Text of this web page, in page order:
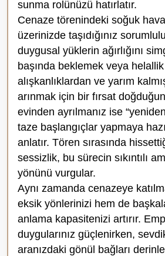
sunma rolünüzü hatırlatır.
Cenaze törenindeki soğuk
üzerinizde taşıdığınız
duygusal yüklerin ağırlığını
başında beklemek veya
alışkanlıklardan ve yarım
arınmak için bir fırsat
evinden ayrılmanız ise
taze başlangıçlar yapmaya
anlatır. Tören sırasında
sessizlik, bu sürecin sıkıntılı
yönünü vurgular.
Aynı zamanda cenazeye
eksik yönlerinizi hem de
anlama kapasitenizi artırır.
duygularınız güçlenirken,
aranızdaki gönül bağları